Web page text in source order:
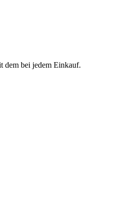
dem bei jedem Einkauf.